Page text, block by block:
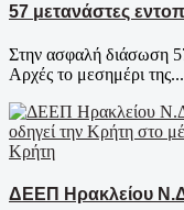
57 μετανάστες
Στην ασφαλή διάσωση
Αρχές το μεσημέρι της...
Κρήτη
ΔΕΕΠ Ηρακλείου